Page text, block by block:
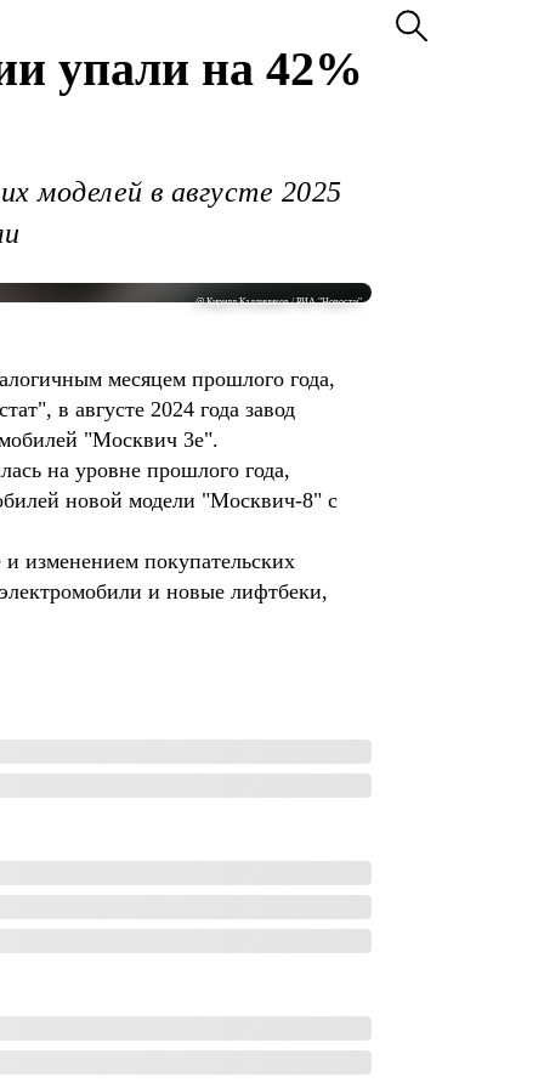
упали на 42%
моделей в августе 2025
@ Кирилл Каллиников / РИА "Новости"
месяцем прошлого года,
в августе 2024 года завод
"Москвич 3е".
на уровне прошлого года,
новой модели "Москвич-8" с
изменением покупательских
и новые лифтбеки,